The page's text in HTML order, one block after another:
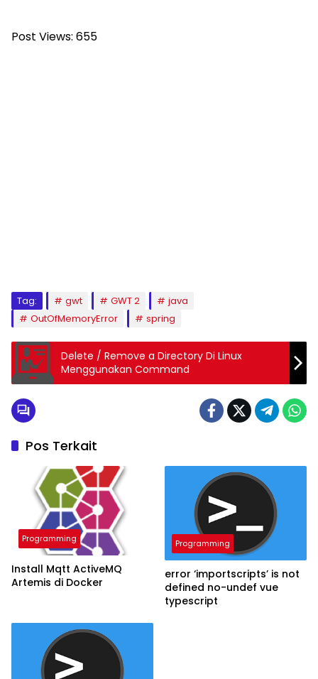
Post Views: 655
Tag: gwt GWT 2
java
OutOfMemoryError
spring
Delete / Remove a Directory Di Linux
Menggunakan Command
Pos Terkait
Programming
Install Mqtt ActiveMQ
Artemis di Docker
Programming
error ‘importscripts’ is not
defined no-undef vue
typescript